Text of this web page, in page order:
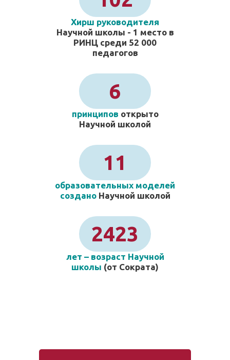
Хирш руководителя
Научной школы - 1 место в
РИНЦ среди 52 000
педагогов
6
принципов открыто
Научной школой
11
образовательных моделей
создано Научной школой
2423
лет – возраст Научной
школы (от Сократа)